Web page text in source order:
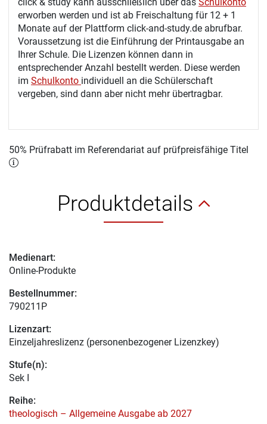
erworben werden und ist ab Freischaltung für 12 + 1
Monate auf der Plattform click-and-study.de abrufbar.
Voraussetzung ist die Einführung der Printausgabe an
Ihrer Schule. Die Lizenzen können dann in
entsprechender Anzahl bestellt werden. Diese werden
im Schulkonto individuell an die Schülerschaft
vergeben, sind dann aber nicht mehr übertragbar.
50% Prüfrabatt im Referendariat auf prüfpreisfähige Titel
Produktdetails
Medienart:
Online-Produkte
Bestellnummer:
790211P
Lizenzart:
Einzeljahreslizenz (personenbezogener Lizenzkey)
Stufe(n):
Sek I
Reihe:
theologisch – Allgemeine Ausgabe ab 2027